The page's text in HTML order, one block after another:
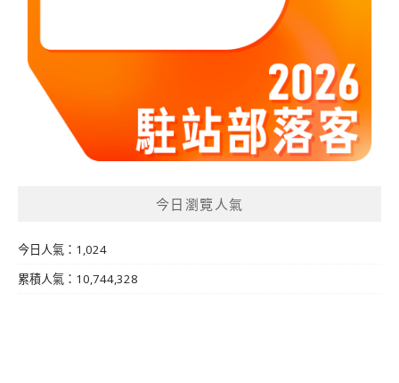
今日瀏覽人氣
今日人氣：1,024
累積人氣：10,744,328